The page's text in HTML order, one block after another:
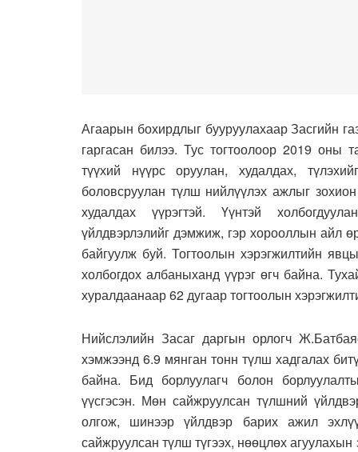
Агаарын бохирдлыг бууруулахаар Засгийн
гаргасан билээ. Тус тогтоолоор 2019 оны
түүхий нүүрс оруулан, худалдах,
боловсруулан түлш нийлүүлэх ажлыг
худалдах үүрэгтэй. Үүнтэй
үйлдвэрлэлийг дэмжиж, гэр хорооллын айл
байгуулж буй. Тогтоолын хэрэгжилтийн
холбогдох албаныханд үүрэг өгч байна.
хуралдаанаар 62 дугаар тогтоолын
Нийслэлийн Засаг даргын орлогч
хэмжээнд 6.9 мянган тонн түлш хадгалах
байна. Бид борлуулагч болон
үүсгэсэн. Мөн сайжруулсан түлшний
олгож, шинээр үйлдвэр барих ажил
сайжруулсан түлш түгээх, нөөцлөх